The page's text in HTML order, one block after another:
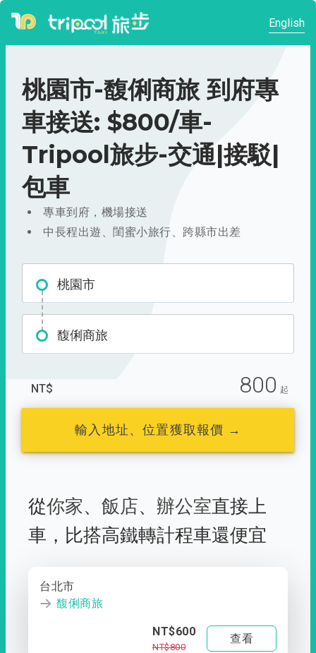
English
桃園市-馥俐商旅 到府專
車接送: $800/車-
Tripool旅步-交通|接駁|
包車
專車到府，機場接送
中長程出遊、閨蜜小旅行、跨縣市出差
桃園市
馥俐商旅
NT$ 800 起
輸入地址、位置獲取報價 →
從你家、 飯店、 辦公室直接上
車， 比搭高鐵轉計程車還便宜
台北市
馥俐商旅
NT$600
NT$800
查看